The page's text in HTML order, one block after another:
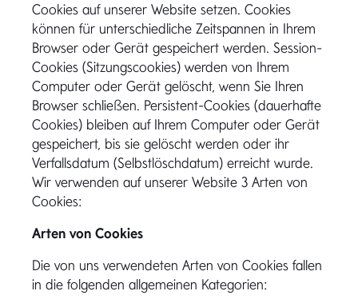
Cookies auf unserer Website setzen. Cookies
können für unterschiedliche Zeitspannen in Ihrem
Browser oder Gerät gespeichert werden. Session-
Cookies (Sitzungscookies) werden von Ihrem
Computer oder Gerät gelöscht, wenn Sie Ihren
Browser schließen. Persistent-Cookies (dauerhafte
Cookies) bleiben auf Ihrem Computer oder Gerät
gespeichert, bis sie gelöscht werden oder ihr
Verfallsdatum (Selbstlöschdatum) erreicht wurde.
Wir verwenden auf unserer Website 3 Arten von
Cookies:
Arten von Cookies
Die von uns verwendeten Arten von Cookies fallen
in die folgenden allgemeinen Kategorien: